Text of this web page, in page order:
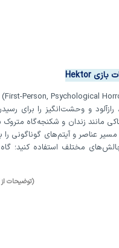
بازی Hektor
(First-Person, Psychological
و وحشت‌انگیز را برای
مانند زندان و شکنجه‌گاه
عناصر و آیتم‌های گوناگونی را
مختلف استفاده کنید؛ گاه
(توضیحات